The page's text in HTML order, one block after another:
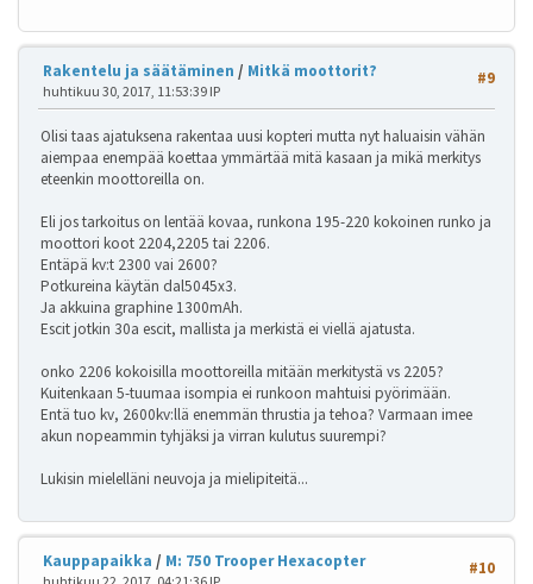
#9
Rakentelu ja säätäminen / Mitkä moottorit?
huhtikuu 30, 2017, 11:53:39 IP
Olisi taas ajatuksena rakentaa uusi kopteri mutta nyt haluaisin vähän
aiempaa enempää koettaa ymmärtää mitä kasaan ja mikä merkitys
eteenkin moottoreilla on.
Eli jos tarkoitus on lentää kovaa, runkona 195-220 kokoinen runko ja
moottori koot 2204,2205 tai 2206.
Entäpä kv:t 2300 vai 2600?
Potkureina käytän dal5045x3.
Ja akkuina graphine 1300mAh.
Escit jotkin 30a escit, mallista ja merkistä ei viellä ajatusta.
onko 2206 kokoisilla moottoreilla mitään merkitystä vs 2205?
Kuitenkaan 5-tuumaa isompia ei runkoon mahtuisi pyörimään.
Entä tuo kv, 2600kv:llä enemmän thrustia ja tehoa? Varmaan imee
akun nopeammin tyhjäksi ja virran kulutus suurempi?
Lukisin mielelläni neuvoja ja mielipiteitä...
#10
Kauppapaikka / M: 750 Trooper Hexacopter